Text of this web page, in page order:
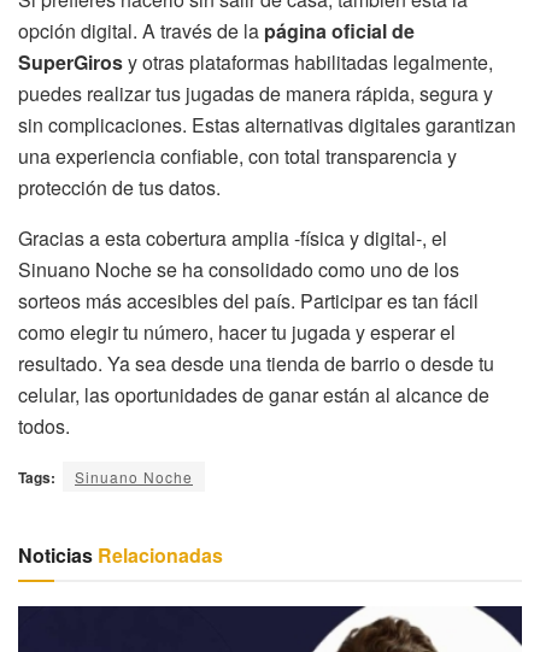
opción digital. A través de la página oficial de
SuperGirosy otras plataformas habilitadas legalmente,
puedes realizar tus jugadas de manera rápida, segura y
sin complicaciones. Estas alternativas digitales garantizan
una experiencia confiable, con total transparencia y
protección de tus datos.
Gracias a esta cobertura amplia -física y digital-, el
Sinuano Noche se ha consolidado como uno de los
sorteos más accesibles del país. Participar es tan fácil
como elegir tu número, hacer tu jugada y esperar el
resultado. Ya sea desde una tienda de barrio o desde tu
celular, las oportunidades de ganar están al alcance de
todos.
Tags: Sinuano Noche
Noticias Relacionadas